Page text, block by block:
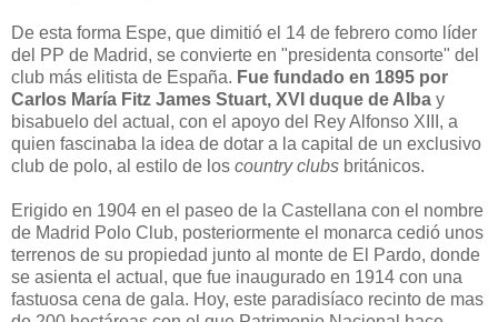
De esta forma Espe, que dimitió el 14 de febrero como líder
del PP de Madrid, se convierte en "presidenta consorte" del
club más elitista de España. Fue fundado en 1895 por
Carlos María Fitz James Stuart, XVI duque de Alba y
bisabuelo del actual, con el apoyo del Rey Alfonso XIII, a
quien fascinaba la idea de dotar a la capital de un exclusivo
club de polo, al estilo de los country clubs británicos.
Erigido en 1904 en el paseo de la Castellana con el nombre
de Madrid Polo Club, posteriormente el monarca cedió unos
terrenos de su propiedad junto al monte de El Pardo, donde
se asienta el actual, que fue inaugurado en 1914 con una
fastuosa cena de gala. Hoy, este paradisíaco recinto de mas